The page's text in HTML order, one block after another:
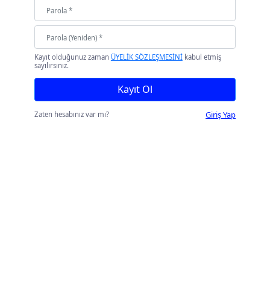
Kayıt olduğunuz zaman ÜYELİK SÖZLEŞMESİNİkabul etmiş
sayılırsınız.
Kayıt Ol
Zaten hesabınız var mı? Giriş Yap